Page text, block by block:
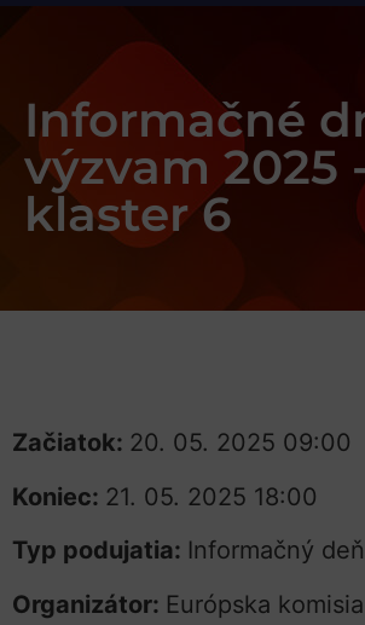
Informačné
výzvam 2025
klaster 6
Začiatok: 20. 05. 2025 09:00
Koniec: 21. 05. 2025 18:00
Typ podujatia: Informačný deň
Organizátor: Európska komisia